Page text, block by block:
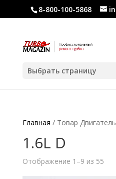
8-800-100-5868
Выбрать страницу
Главная / Товар
1.6L D
Отображение 1–9 из 55